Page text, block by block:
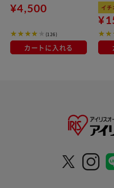
内用 折りたたみ式 3連
OTM-150R ブラック 一
¥4,500
(126)
カートに入れる
り
火対
ウン
イチ